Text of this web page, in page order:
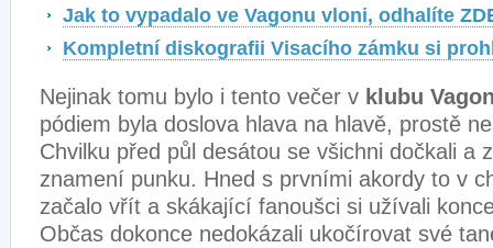
Jak to vypadalo ve Vagonu vloni, odhalíte
Kompletní diskografii Visacího zámku si
Nejinak tomu bylo i tento večer v klubu
pódiem byla doslova hlava na hlavě, prostě
Chvilku před půl desátou se všichni dočkali a
znamení punku. Hned s prvními akordy to v
začalo vřít a skákající fanoušci si užívali
Občas dokonce nedokázali ukočírovat své